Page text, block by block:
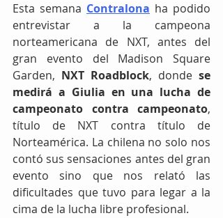
Esta semana Contralona ha podido
entrevistar a la campeona
norteamericana de NXT, antes del
gran evento del Madison Square
Garden, NXT Roadblock, donde se
medirá a Giulia en una lucha de
campeonato contra campeonato,
título de NXT contra título de
Norteamérica. La chilena no solo nos
contó sus sensaciones antes del gran
evento sino que nos relató las
dificultades que tuvo para legar a la
cima de la lucha libre profesional.